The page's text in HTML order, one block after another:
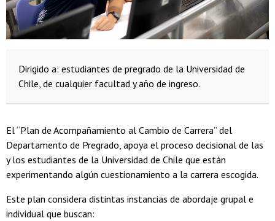
Dirigido a: estudiantes de pregrado de la Universidad de
Chile, de cualquier facultad y año de ingreso.
El “Plan de Acompañamiento al Cambio de Carrera” del
Departamento de Pregrado, apoya el proceso decisional de las
y los estudiantes de la Universidad de Chile que están
experimentando algún cuestionamiento a la carrera escogida.
Este plan considera distintas instancias de abordaje grupal e
individual que buscan: